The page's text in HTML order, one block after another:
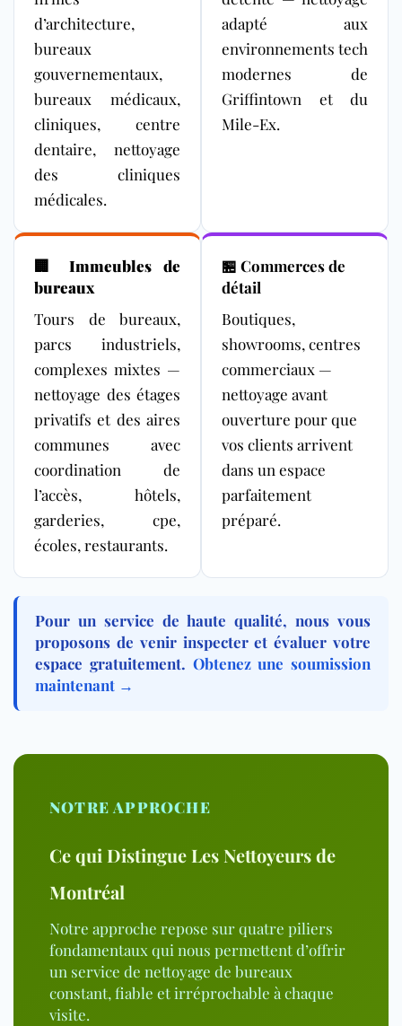
d’architecture,
bureaux
gouvernementaux,
bureaux médicaux,
cliniques, centre
dentaire, nettoyage
des cliniques
médicales.
adapté aux
environnements tech
modernes de
Griffintown et du
Mile-Ex.
🏢 Immeubles de
bureaux
Tours de bureaux,
parcs industriels,
complexes mixtes —
nettoyage des étages
privatifs et des aires
communes avec
coordination de
l’accès, hôtels,
garderies, cpe,
écoles, restaurants.
🏪 Commerces de
détail
Boutiques,
showrooms, centres
commerciaux —
nettoyage avant
ouverture pour que
vos clients arrivent
dans un espace
parfaitement
préparé.
Pour un service de haute qualité, nous vous
proposons de venir inspecter et évaluer votre
espace gratuitement. Obtenez une soumission
maintenant →
NOTRE APPROCHE
Ce qui Distingue Les Nettoyeurs de
Montréal
Notre approche repose sur quatre piliers
fondamentaux qui nous permettent d’offrir
un service de nettoyage de bureaux
constant, fiable et irréprochable à chaque
visite.